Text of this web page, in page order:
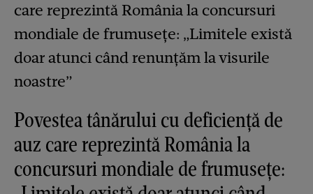
Povestea tânărului cu deficiență de
auz care reprezintă România la
concursuri mondiale de frumusețe: